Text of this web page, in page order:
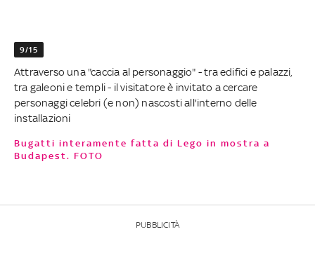
9/15
Attraverso una "caccia al personaggio" - tra edifici e palazzi,
tra galeoni e templi - il visitatore è invitato a cercare
personaggi celebri (e non) nascosti all'interno delle
installazioni
Bugatti interamente fatta di Lego in mostra a
Budapest. FOTO
PUBBLICITÀ